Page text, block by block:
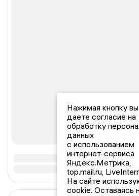
Нажимая кнопку вы
даете согласие на
обработку
данных
с использованием
интернет-сервиса
Яндекс.Метрика,
top.mail.ru,
На сайте
cookie. Оставаясь